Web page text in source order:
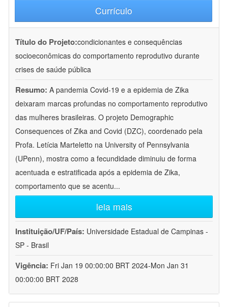
Currículo
Título do Projeto:condicionantes e consequências
socioeconômicas do comportamento reprodutivo durante
crises de saúde pública
Resumo: A pandemia Covid-19 e a epidemia de Zika
deixaram marcas profundas no comportamento reprodutivo
das mulheres brasileiras. O projeto Demographic
Consequences of Zika and Covid (DZC), coordenado pela
Profa. Letícia Marteletto na University of Pennsylvania
(UPenn), mostra como a fecundidade diminuiu de forma
acentuada e estratificada após a epidemia de Zika,
comportamento que se acentu...
leia mais
Instituição/UF/País: Universidade Estadual de Campinas -
SP - Brasil
Vigência: Fri Jan 19 00:00:00 BRT 2024-Mon Jan 31
00:00:00 BRT 2028